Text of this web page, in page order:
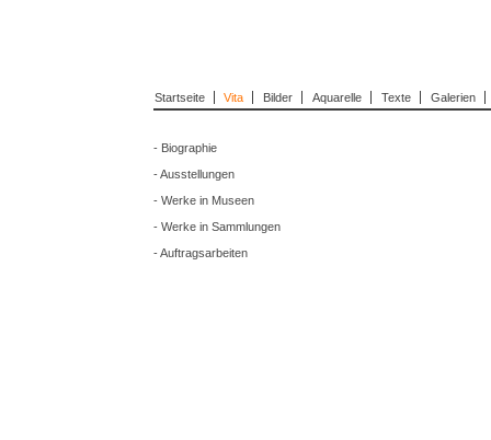
Startseite Vita Bilder Aquarelle Texte Galerien
- Biographie
- Ausstellungen
- Werke in Museen
- Werke in Sammlungen
- Auftragsarbeiten